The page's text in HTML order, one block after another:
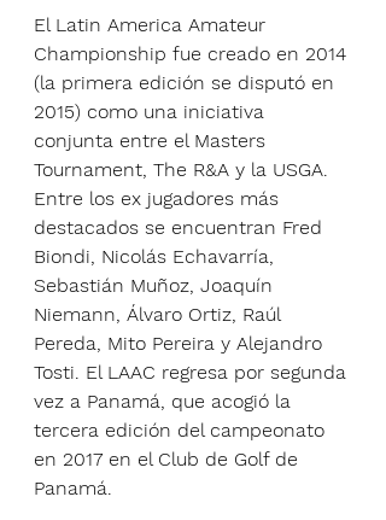
El Latin America Amateur
Championship fue creado en 2014
(la primera edición se disputó en
2015) como una iniciativa
conjunta entre el Masters
Tournament, The R&A y la USGA.
Entre los ex jugadores más
destacados se encuentran Fred
Biondi, Nicolás Echavarría,
Sebastián Muñoz, Joaquín
Niemann, Álvaro Ortiz, Raúl
Pereda, Mito Pereira y Alejandro
Tosti. El LAAC regresa por segunda
vez a Panamá, que acogió la
tercera edición del campeonato
en 2017 en el Club de Golf de
Panamá.